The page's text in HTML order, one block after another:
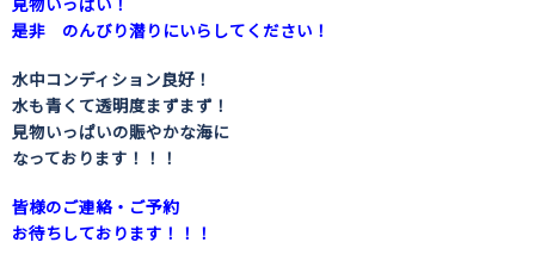
是非 のんびり潜りにいらしてください！
水中コンディション良好！
水も青くて透明度まずまず！
見物いっぱいの賑やかな海に
なっております！！！
皆様のご連絡・ご予約
お待ちしております！！！